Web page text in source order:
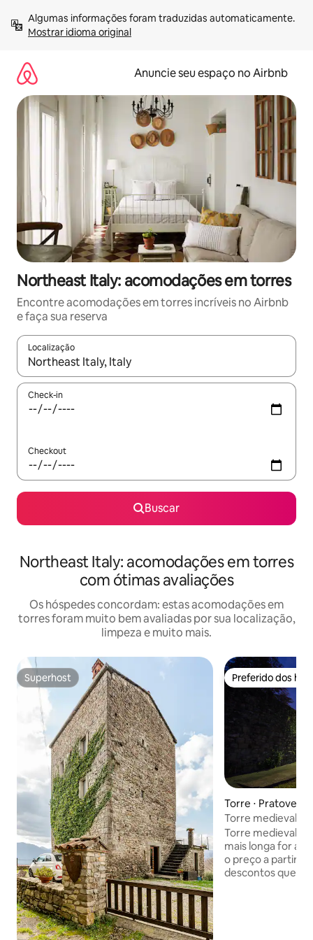
para
Mostrar idioma original
Anuncie seu espaço no Airbnb
Northeast Italy: acomodações em torres
Encontre acomodações em torres incríveis no Airbnb
e faça sua reserva
Localização
Quando os resultados estiverem disponíveis, explore-os
Check-in
Checkout
Buscar
Northeast Italy: acomodações em torres
com ótimas avaliações
Os hóspedes concordam: estas acomodações em
torres foram muito bem avaliadas por sua localização,
limpeza e muito mais.
Superhost
Superhost Preferido dos
Preferido dos
Torre ⋅
Torre medieval,
mel, casamento
Torre medieval de
mais longa for a
o preço a partir
descontos que